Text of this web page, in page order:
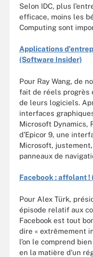
Selon IDC, plus
efficace, moins les
Computing sont
Applications
(Software Insider)
Pour Ray Wang, de
fait de réels progrès
de leurs logiciels.
interfaces
Microsoft Dynamics,
d’Epicor 9, une
Microsoft,
panneaux de
Facebook : affolant !
Pour Alex Türk,
épisode relatif aux
Facebook est tout
dire « extrêmement
l’on le comprend
en la matière d’un